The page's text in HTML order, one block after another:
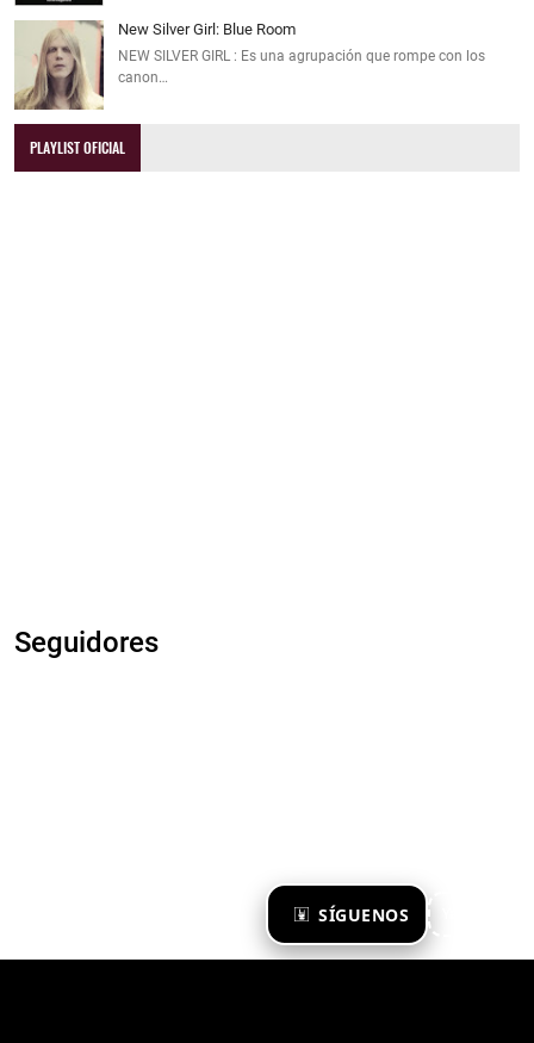
SÍGUENOS
New Silver Girl: Blue Room
NEW SILVER GIRL : Es una agrupación que rompe con los
canon…
PLAYLIST OFICIAL
Seguidores